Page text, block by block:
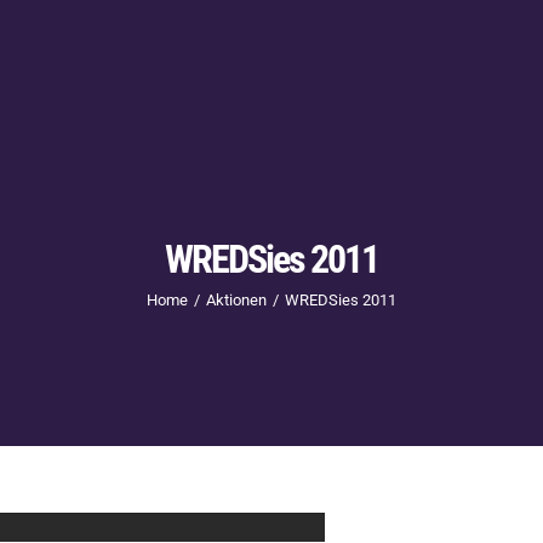
WREDSies 2011
Home Aktionen WREDSies 2011